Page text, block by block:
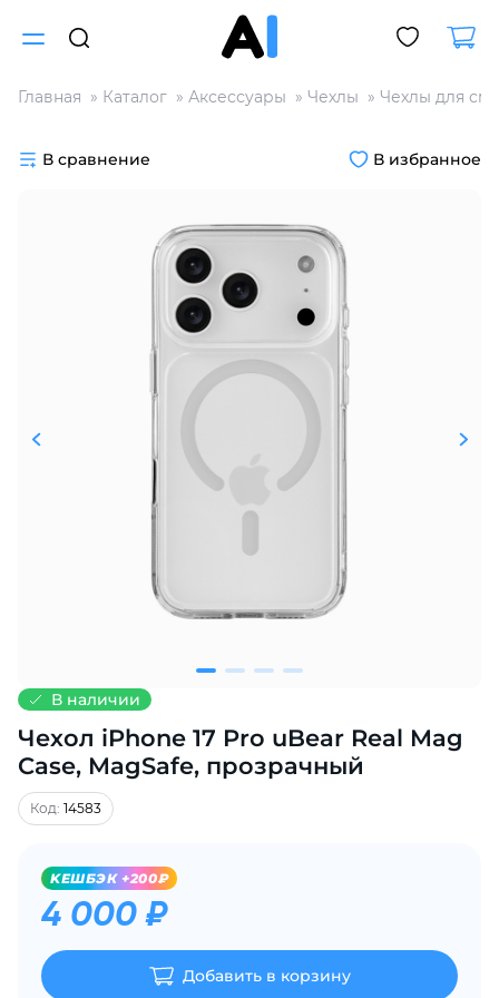
Главная Каталог Аксессуары Чехлы Чехлы для
В наличии
Чехол iPhone 17 Pro uBear Real Mag
Case, MagSafe, прозрачный
Код: 14583
KЕШБЭК +200₽
4 000 ₽
Добавить в корзину
В сравнение В избранное
Разбейте
на части
без переплат
График платежей
25
% картой любого банка
Получайте товар
выбранный способом
списываться
по25%каждые 2 недели
Подробнее